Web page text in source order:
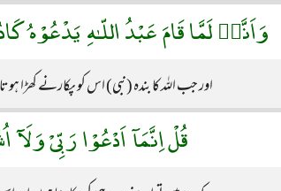
وَاَنَّهٝ لَمَّا قَامَ عَبْدُ اللّـٰهِ يَدْعُوْهُ
اور جب اللہ کا بندہ (نبی) اس کو پکارنے کھڑا
قُلْ اِنَّمَآ اَدْعُوْا رَبِّىْ